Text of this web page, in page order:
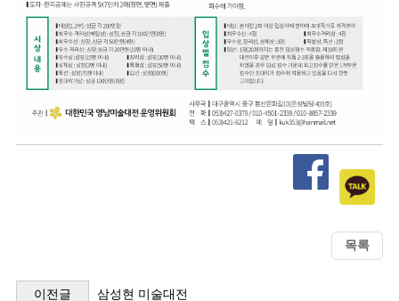
이전글 삼성현 미술대전